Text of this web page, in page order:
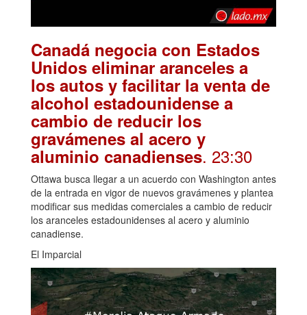
Canadá negocia con Estados
Unidos eliminar aranceles a
los autos y facilitar la venta de
alcohol estadounidense a
cambio de reducir los
gravámenes al acero y
aluminio canadienses. 23:30
Ottawa busca llegar a un acuerdo con Washington antes
de la entrada en vigor de nuevos gravámenes y plantea
modificar sus medidas comerciales a cambio de reducir
los aranceles estadounidenses al acero y aluminio
canadiense.
El Imparcial